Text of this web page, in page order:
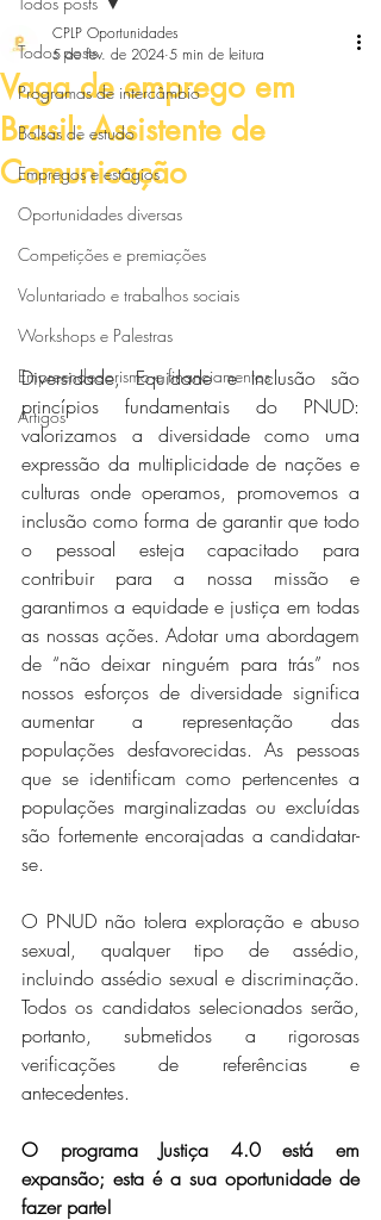
Todos posts
Programas de intercâmbio
Bolsas de estudo
Empregos e estágios
Oportunidades diversas
Competições e premiações
Voluntariado e trabalhos sociais
Workshops e Palestras
Empreendedorismo e financiamentos
Artigos
Vaga de emprego em
Brasil: Assistente de
Comunicação
CPLP Oportunidades
5 de fev. de 2024 5 min de leitura
Diversidade, Equidade e Inclusão são
princípios fundamentais do PNUD:
valorizamos a diversidade como uma
expressão da multiplicidade de nações e
culturas onde operamos, promovemos a
inclusão como forma de garantir que todo
o pessoal esteja capacitado para
contribuir para a nossa missão e
garantimos a equidade e justiça em todas
as nossas ações. Adotar uma abordagem
de “não deixar ninguém para trás” nos
nossos esforços de diversidade significa
aumentar a representação das
populações desfavorecidas. As pessoas
que se identificam como pertencentes a
populações marginalizadas ou excluídas
são fortemente encorajadas a candidatar-
se.
O PNUD não tolera exploração e abuso
sexual, qualquer tipo de assédio,
incluindo assédio sexual e discriminação.
Todos os candidatos selecionados serão,
portanto, submetidos a rigorosas
verificações de referências e
antecedentes.
O programa Justiça 4.0 está em
expansão; esta é a sua oportunidade de
fazer parte!